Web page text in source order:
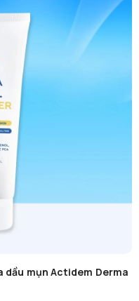
dầu mụn Actidem Derma